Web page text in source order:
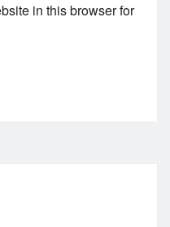
in this browser for